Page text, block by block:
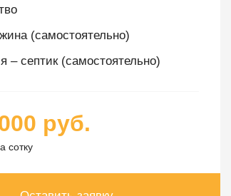
(самостоятельно)
– септик (самостоятельно)
руб.
сотку